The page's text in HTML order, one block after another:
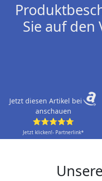
Sie auf den
Jetzt diesen Artikel bei
anschauen
⭐⭐⭐⭐⭐
Jetzt klicken!- Partnerlink*